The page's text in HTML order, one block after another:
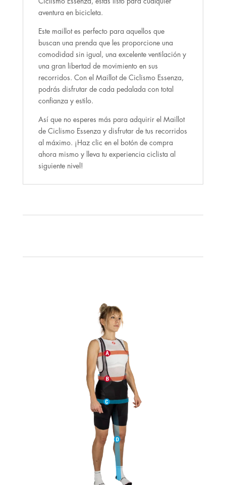
aventura en bicicleta.
Este maillot es perfecto para aquellos que
buscan una prenda que les proporcione una
comodidad sin igual, una excelente ventilación y
una gran libertad de movimiento en sus
recorridos. Con el Maillot de Ciclismo Essenza,
podrás disfrutar de cada pedalada con total
confianza y estilo.
Así que no esperes más para adquirir el Maillot
de Ciclismo Essenza y disfrutar de tus recorridos
al máximo. ¡Haz clic en el botón de compra
ahora mismo y lleva tu experiencia ciclista al
siguiente nivel!